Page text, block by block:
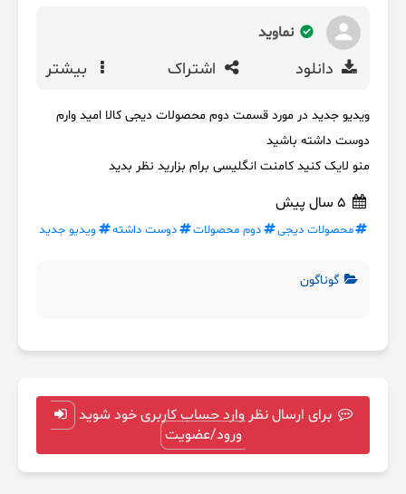
نماوید
دانلود اشتراک بیشتر
ویدیو جدید در مورد قسمت دوم محصولات دیجی کالا امید وارم
دوست داشته باشید
منو لایک کنید کامنت انگلیسی برام بزارید نظر بدید
محصولات دیجی دوم محصولات دوست داشته ویدیو جدید
گوناگون
برای ارسال نظر وارد حساب کاربری خود شوید
ورود/عضویت